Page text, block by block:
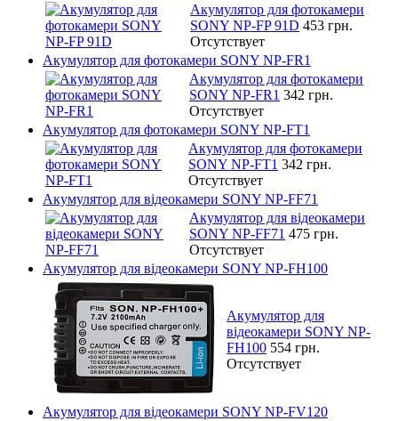
Акумулятор для фотокамери
SONY NP-FP 91D 453 грн.
Отсутствует
Акумулятор для фотокамери SONY NP-FR1
Акумулятор для фотокамери
SONY NP-FR1 342 грн.
Отсутствует
Акумулятор для фотокамери SONY NP-FT1
Акумулятор для фотокамери
SONY NP-FT1 342 грн.
Отсутствует
Акумулятор для відеокамери SONY NP-FF71
Акумулятор для відеокамери
SONY NP-FF71 475 грн.
Отсутствует
Акумулятор для відеокамери SONY NP-FH100
Акумулятор для
відеокамери SONY NP-
FH100 554 грн.
Отсутствует
Акумулятор для відеокамери SONY NP-FV120